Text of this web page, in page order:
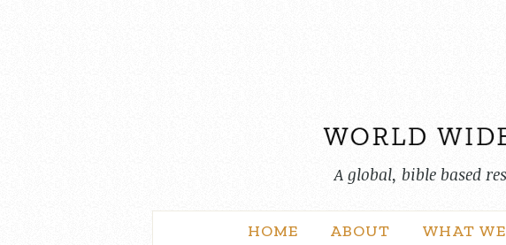
A global, bible based
HOME ABOUT WHAT